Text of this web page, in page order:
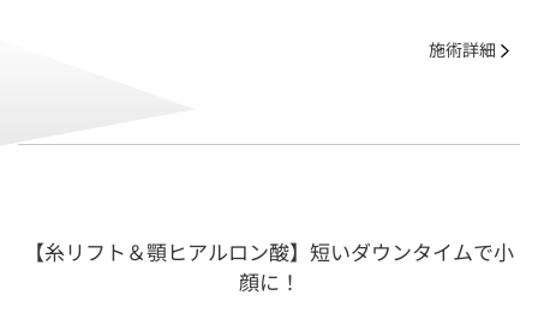
施術詳細
【糸リフト＆顎ヒアルロン酸】短いダウンタイムで小
顔に！